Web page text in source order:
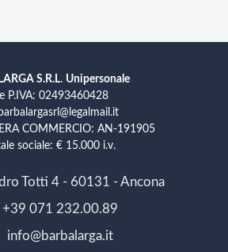
S.R.L. Unipersonale
P.IVA: 02493460428
COMMERCIO: AN-191905
sociale: € 15.000 i.v.
Totti 4 - 60131 - Ancona
+39 071 232.00.89
info@barbalarga.it